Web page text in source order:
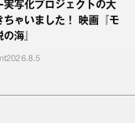
実写化プロジェクトの大
ちゃいました！ 映画『モ
海』
2026.8.5